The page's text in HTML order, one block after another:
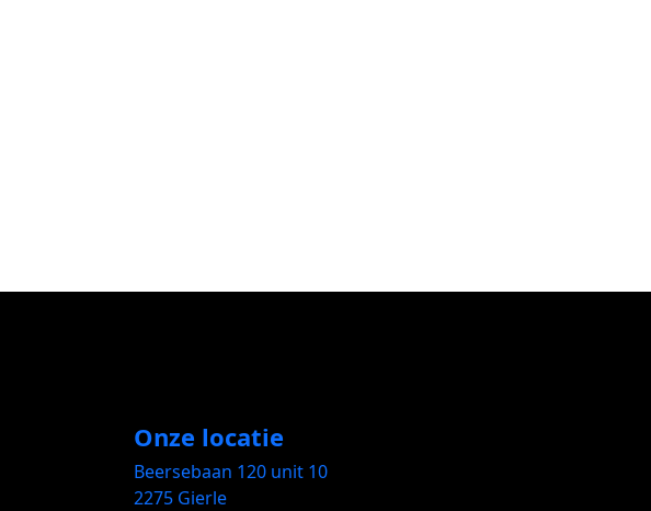
Onze locatie
Beersebaan 120 unit 10
2275 Gierle